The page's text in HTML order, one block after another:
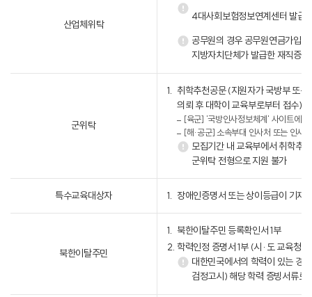
산업체위탁
4대사회보험정보연계센터 발급
공무원의 경우 공무원연금가입
지방자치단체가 발급한 재직증
군위탁
취학추천공문 (지원자가 국방부 또
의뢰 후 대학이 교육부로부터 접수)
[육군] '국방인사정보체계' 사이트에서
[해·공군] 소속부대 인사처 또는 인사
모집기간 내 교육부에서 취학추
군위탁 전형으로 지원 불가
특수교육대상자 장애인증명서 또는 상이등급이 기재
북한이탈주민
북한이탈주민 등록확인서 1부
학력인정 증명서 1부 (시·도 교육청
대한민국에서의 학력이 있는 경
검정고시) 해당 학력 증빙서류로